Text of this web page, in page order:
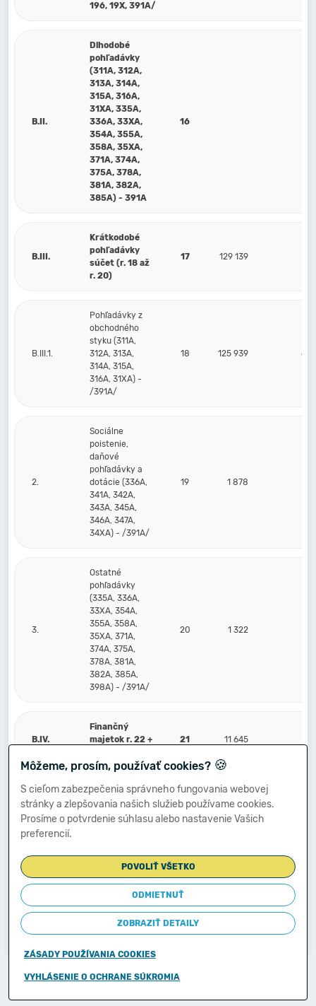
196, 19X, 391A/
B.II.
Dlhodobé
pohľadávky
(311A, 312A,
313A, 314A,
315A, 316A,
31XA, 335A,
336A, 33XA,
354A, 355A,
358A, 35XA,
371A, 374A,
375A, 378A,
381A, 382A,
385A) - 391A
16
B.III.
Krátkodobé
pohľadávky
súčet (r. 18 až
r. 20)
17 129 139
B.III.1.
Pohľadávky z
obchodného
styku (311A,
312A, 313A,
314A, 315A,
316A, 31XA) -
/391A/
18 125 939 40
2.
Sociálne
poistenie,
daňové
pohľadávky a
dotácie (336A,
341A, 342A,
343A, 345A,
346A, 347A,
34XA) - /391A/
19 1 878
3.
Ostatné
pohľadávky
(335A, 336A,
33XA, 354A,
355A, 358A,
35XA, 371A,
374A, 375A,
378A, 381A,
382A, 385A,
398A) - /391A/
20 1 322
B.IV.
Finančný
majetok r. 22 +
21 11 645
B.IV.1.
Peniaze a účty
v bankách (211,
213, 21X, 221A,
22
finančné účty
(251, 252, 253,
256, 257, 25X,
259, 314A) -
/291, 29X/
Môžeme, prosím, používať cookies? 🍪
S cieľom zabezpečenia správneho fungovania webovej
stránky a zlepšovania našich služieb používame cookies.
Prosíme o potvrdenie súhlasu alebo nastavenie Vašich
preferencií.
POVOLIŤ VŠETKO
ODMIETNUŤ
ZOBRAZIŤ DETAILY
ZÁSADY POUŽÍVANIA COOKIES
VYHLÁSENIE O OCHRANE SÚKROMIA
Copyright © 2011-2026